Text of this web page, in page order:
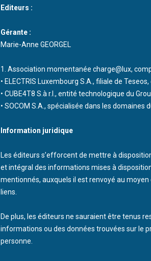
Editeurs :
Gérante :
Marie-Anne GEORGEL
1. Association momentanée charge@lux,
• ELECTRIS Luxembourg S.A., filiale de
• CUBE4T8 S.à r.l., entité technologique du
• SOCOM S.A., spécialisée dans les
Information juridique
Les éditeurs s’efforcent de mettre à
et intégral des informations mises à
mentionnés, auxquels il est renvoyé au
liens.
De plus, les éditeurs ne sauraient être tenus
informations ou des données trouvées sur le
personne.